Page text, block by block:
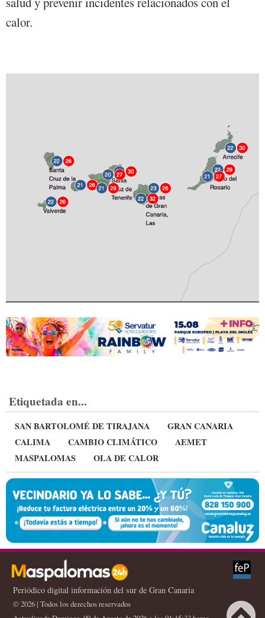
calor.
Etiquetada en...
SAN BARTOLOMÉ DE TIRAJANA
GRAN CANARIA
CALIMA
CAMBIO CLIMÁTICO
AEMET
MASPALOMAS
OLA DE CALOR
Periódico digital información del sur de Gran Canaria
© 2026 | Todos los derechos reservados